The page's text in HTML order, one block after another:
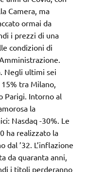
Camera, ma
ormai da
i prezzi di una
condizioni di
Negli ultimi sei
tra Milano,
Parigi. Intorno al
la
Nasdaq -30%. Le
ha realizzato la
dal ’32. L’inflazione
da quaranta anni,
i titoli perderanno